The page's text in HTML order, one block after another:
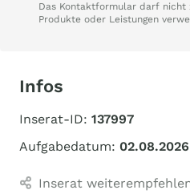
Das Kontaktformular darf nicht
Produkte oder Leistungen
Infos
Inserat-ID: 137997
Aufgabedatum: 02.08.2026
Inserat